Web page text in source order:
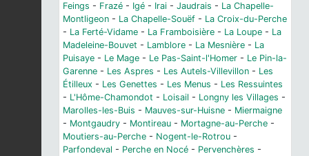
Feings - Frazé - Igé - Irai - Jaudrais - La Chapelle-
Montligeon - La Chapelle-Souëf - La Croix-du-Perche
- La Ferté-Vidame - La Framboisière - La Loupe - La
Madeleine-Bouvet - Lamblore - La Mesnière - La
Puisaye - Le Mage - Le Pas-Saint-l'Homer - Le Pin-la-
Garenne - Les Aspres - Les Autels-Villevillon - Les
Étilleux - Les Genettes - Les Menus - Les Ressuintes
- L'Hôme-Chamondot - Loisail - Longny les Villages -
Marolles-les-Buis - Mauves-sur-Huisne - Miermaigne
- Montgaudry - Montireau - Mortagne-au-Perche -
Moutiers-au-Perche - Nogent-le-Rotrou -
Parfondeval - Perche en Nocé - Pervenchères -